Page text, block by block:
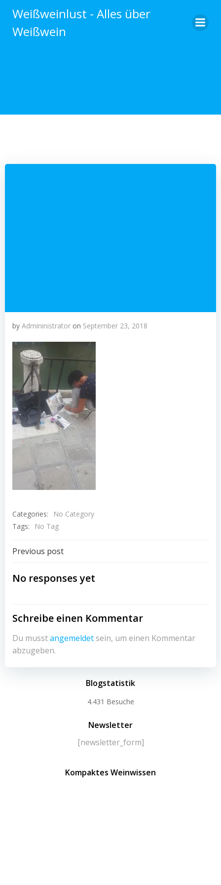
Inhalt
Weißweinlust - Alles über
Weißwein
by Admininistrator on September 23, 2018
Categories:
No Category
Tags:
No Tag
Beitragsnavigation
Previous post
No responses yet
Schreibe einen Kommentar
Du musstangemeldet sein, um einen Kommentar
abzugeben.
Blogstatistik
4.431 Besuche
Newsletter
[newsletter_form]
Kompaktes Weinwissen